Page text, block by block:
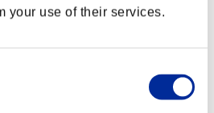
your use of their services.